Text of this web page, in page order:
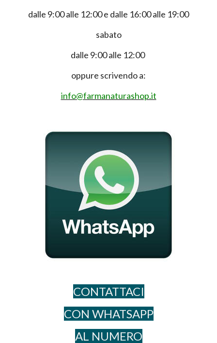
dalle 9:00 alle 12:00 e dalle 16:00 alle 19:00
sabato
dalle 9:00 alle 12:00
oppure scrivendo a:
info@farmanaturashop.it
CONTATTACI
CON WHATSAPP
AL NUME​RO